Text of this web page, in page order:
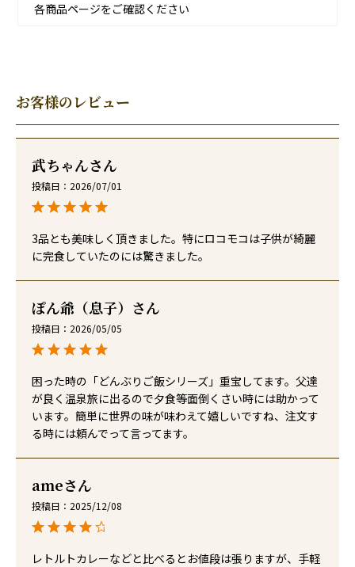
各商品ページをご確認ください
お客様のレビュー
武ちゃん
投稿日 2026/07/01
3品とも美味しく頂きました。特にロコモコは子供が綺麗
に完食していたのには驚きました。
ぽん爺（息子）
投稿日 2026/05/05
困った時の「どんぶりご飯シリーズ」重宝してます。父達
が良く温泉旅に出るので夕食等面倒くさい時には助かって
います。簡単に世界の味が味わえて嬉しいですね、注文す
る時には頼んでって言ってます。
ame
投稿日 2025/12/08
レトルトカレーなどと比べるとお値段は張りますが、手軽